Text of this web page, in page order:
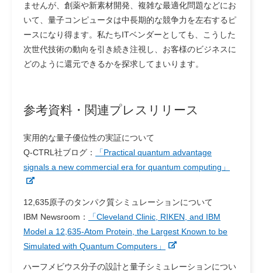
ませんが、創薬や新素材開発、複雑な最適化問題などにお
いて、量子コンピュータは中長期的な競争力を左右するピ
ースになり得ます。私たちITベンダーとしても、こうした
次世代技術の動向を引き続き注視し、お客様のビジネスに
どのように還元できるかを探求してまいります。
参考資料・関連プレスリリース
実用的な量子優位性の実証について
Q-CTRL社ブログ：
「Practical quantum advantage
signals a new commercial era for quantum computing」
12,635原子のタンパク質シミュレーションについて
IBM Newsroom：
「Cleveland Clinic, RIKEN, and IBM
Model a 12,635-Atom Protein, the Largest Known to be
Simulated with Quantum Computers」
ハーフメビウス分子の設計と量子シミュレーションについ